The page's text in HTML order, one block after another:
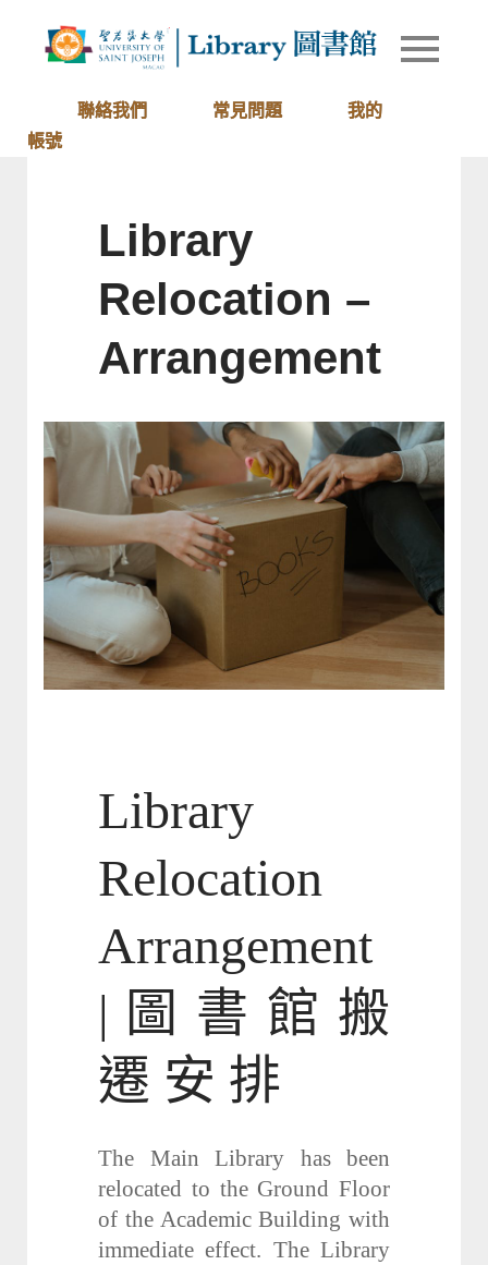
圖書館
Library of
聯絡我們 常見問題
我的
帳號
Library
Relocation –
Arrangement
Library
Relocation
Arrangement
| 圖 書 館 搬
遷 安 排
The Main Library has been
relocated to the Ground Floor
of the Academic Building with
immediate effect. The Library